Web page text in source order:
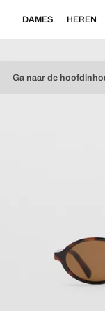
Ga naar de
DAMES HEREN